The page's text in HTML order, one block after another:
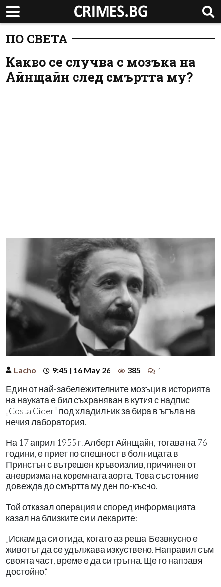
ПО СВЕТА
Какво се случва с мозъка на
Айнщайн след смъртта му?
Lacho 9:45 | 16 May 26 385 1
Един от най-забележителните мозъци в историята
на науката е бил съхраняван в кутия с надпис
„Costa Cider“ под хладилник за бира в ъгъла на
нечия лаборатория.
На 17 април 1955 г. Алберт Айнщайн, тогава на 76
години, е приет по спешност в болницата в
Принстън с вътрешен кръвоизлив, причинен от
аневризма на коремната аорта. Това състояние
довежда до смъртта му ден по-късно.
Той отказал операция и според информацията
казал на близките си и лекарите:
„Искам да си отида, когато аз реша. Безвкусно е
животът да се удължава изкуствено. Направил съм
своята част, време е да си тръгна. Ще го направя
достойно.“